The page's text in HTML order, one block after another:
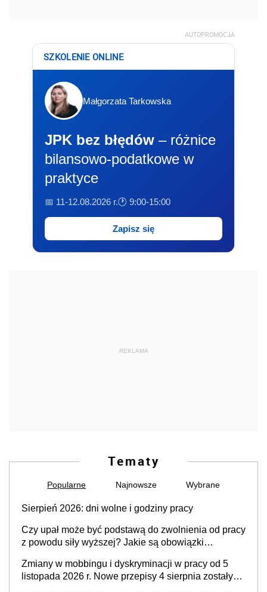
AUTOPROMOCJA
SZKOLENIE ONLINE
Małgorzata Tarkowska
JPK bez błędów – różnice
bilansowo-podatkowe w
praktyce
📅 11-12.08.2026 r.🕐 9:00-15:00
Zapisz się
REKLAMA
Tematy
Popularne Najnowsze Wybrane
Sierpień 2026: dni wolne i godziny pracy
Czy upał może być podstawą do zwolnienia od pracy
z powodu siły wyższej? Jakie są obowiązki
Zmiany w mobbingu i dyskryminacji w pracy od 5
listopada 2026 r. Nowe przepisy 4 sierpnia zostały